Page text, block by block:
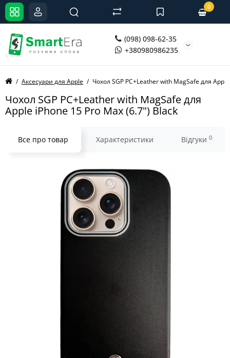
(098) 098-62-35
+380980986235
0
Аксесуари для Apple Чохол SGP PC+Leather with MagSafe для
Чохол SGP PC+Leather with MagSafe для
Apple iPhone 15 Pro Max (6.7") Black
Все про товар Характеристики Відгуки 0